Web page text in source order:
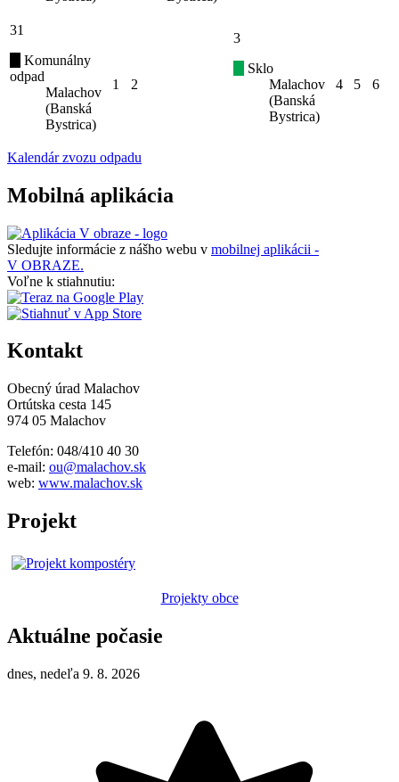
31
Komunálny
odpad
Malachov
(Banská
Bystrica)
1 2
3
Sklo
Malachov
(Banská
Bystrica)
4 5 6
Kalendár zvozu odpadu
Mobilná aplikácia
Sledujte informácie z nášho webu v mobilnej aplikácii -
V OBRAZE.
Voľne k stiahnutiu:
Kontakt
Obecný úrad Malachov
Ortútska cesta 145
974 05 Malachov
Telefón: 048/410 40 30
e-mail: ou@malachov.sk
web: www.malachov.sk
Projekt
Projekty obce
Aktuálne počasie
dnes, nedeľa 9. 8. 2026